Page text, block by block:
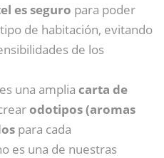
es seguro para poder
de habitación, evitando
de los
una amplia carta de
odotipos (aromas
para cada
es una de nuestras